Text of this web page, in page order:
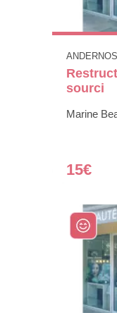
sourci
Marine
15€